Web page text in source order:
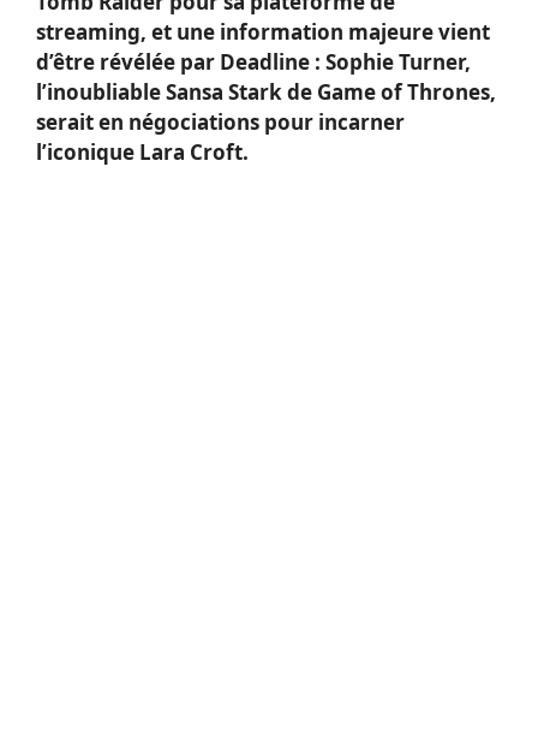
streaming, et une information majeure vient
d’être révélée par Deadline : Sophie Turner,
l’inoubliable Sansa Stark de Game of Thrones,
serait en négociations pour incarner
l’iconique Lara Croft.